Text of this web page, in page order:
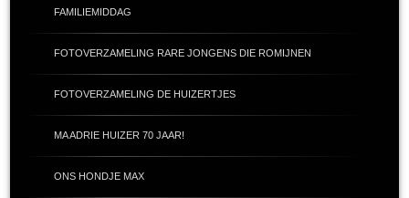
FAMILIEMIDDAG
FOTOVERZAMELING RARE JONGENS DIE ROMIJNEN
FOTOVERZAMELING DE HUIZERTJES
MA ADRIE HUIZER 70 JAAR!
ONS HONDJE MAX